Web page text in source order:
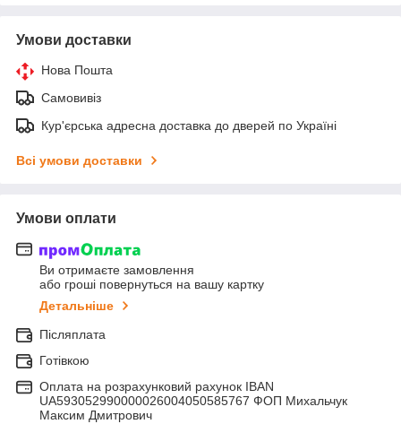
Умови доставки
Нова Пошта
Самовивіз
Кур'єрська адресна доставка до дверей по Україні
Всі умови доставки
Умови оплати
Ви отримаєте замовлення
або гроші повернуться на вашу картку
Детальніше
Післяплата
Готівкою
Оплата на розрахунковий рахунок IBAN
UA593052990000026004050585767 ФОП Михальчук
Максим Дмитрович